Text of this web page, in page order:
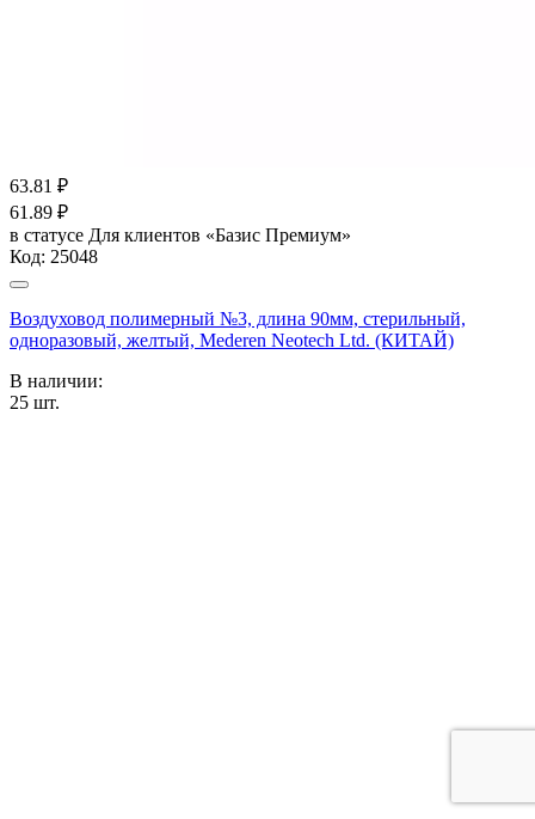
63.81 ₽
61.89 ₽
в статусе Для клиентов «Базис Премиум»
Код: 25048
Воздуховод полимерный №3, длина 90мм, стерильный,
одноразовый, желтый, Mederen Neotech Ltd. (КИТАЙ)
В наличии:
25 шт.